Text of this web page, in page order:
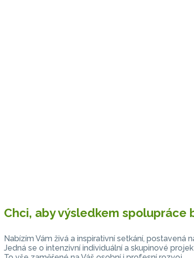
Chci, aby výsledkem spolupráce
Nabízím Vám živá a inspirativní setkání, postavená
Jedná se o intenzivní individuální a skupinové